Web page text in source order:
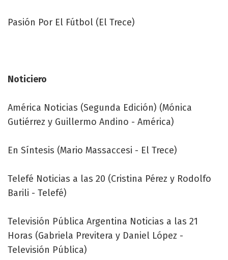
Pasión Por El Fútbol (El Trece)
Noticiero
América Noticias (Segunda Edición) (Mónica
Gutiérrez y Guillermo Andino - América)
En Síntesis (Mario Massaccesi - El Trece)
Telefé Noticias a las 20 (Cristina Pérez y Rodolfo
Barili - Telefé)
Televisión Pública Argentina Noticias a las 21
Horas (Gabriela Previtera y Daniel López -
Televisión Pública)